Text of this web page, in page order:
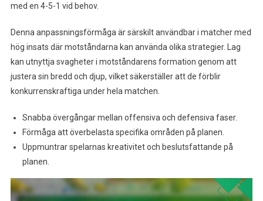
med en 4-5-1 vid behov.
Denna anpassningsförmåga är särskilt användbar i matcher med
hög insats där motståndarna kan använda olika strategier. Lag
kan utnyttja svagheter i motståndarens formation genom att
justera sin bredd och djup, vilket säkerställer att de förblir
konkurrenskraftiga under hela matchen.
Snabba övergångar mellan offensiva och defensiva faser.
Förmåga att överbelasta specifika områden på planen.
Uppmuntrar spelarnas kreativitet och beslutsfattande på
planen.